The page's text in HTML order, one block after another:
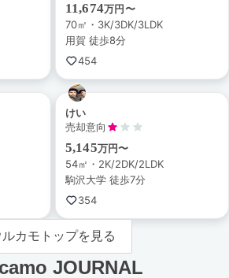
11,674万円〜
70㎡・3K/3DK/3LDK
用賀 徒歩8分
454
けい
売却意向
5,145万円〜
54㎡・2K/2DK/2LDK
駒沢大学 徒歩7分
354
ルカモトップを見る
JOURNAL